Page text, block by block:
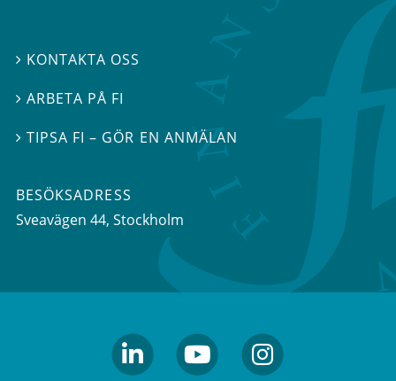
 KONTAKTA OSS
 ARBETA PÅ FI
TIPSA FI – GÖR EN ANMÄLAN
BESÖKSADRESS
Sveavägen 44, Stockholm